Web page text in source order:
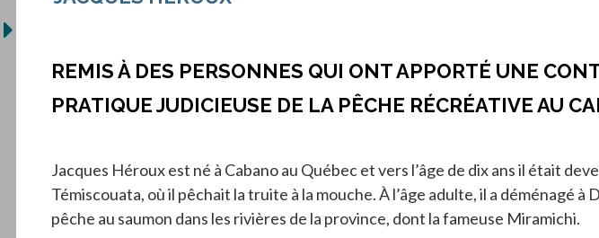
REMIS À DES PERSONNES QUI ONT APPORTÉ UNE
PRATIQUE JUDICIEUSE DE LA PÊCHE RÉCRÉATIVE AU
Jacques Héroux est né à Cabano au Québec et vers l’âge de dix ans il était
Témiscouata, où il pêchait la truite à la mouche. À l’âge adulte, il a déménagé
pêche au saumon dans les rivières de la province, dont la fameuse Miramichi.